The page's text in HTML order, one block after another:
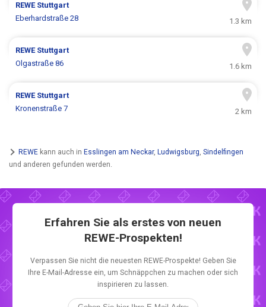
REWE Stuttgart
Eberhardstraße 28
1.3 km
REWE Stuttgart
Olgastraße 86
1.6 km
REWE Stuttgart
Kronenstraße 7
2 km
REWE kann auch in Esslingen am Neckar, Ludwigsburg, Sindelfingen
und anderen gefunden werden.
Erfahren Sie als erstes von neuen
REWE-Prospekten!
Verpassen Sie nicht die neuesten REWE-Prospekte! Geben Sie
Ihre E-Mail-Adresse ein, um Schnäppchen zu machen oder sich
inspirieren zu lassen.